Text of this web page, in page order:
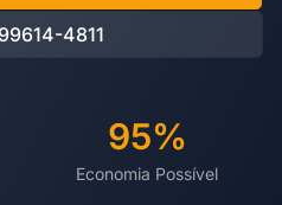
4811
95%
Economia Possível